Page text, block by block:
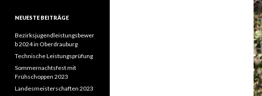
NEUESTE BEITRÄGE
Bezirksjugendleistungsbewer
b 2024 in Oberdrauburg
Technische Leistungsprüfung
Sommernachtsfest mit
Frühschoppen 2023
Landesmeisterschaften 2023